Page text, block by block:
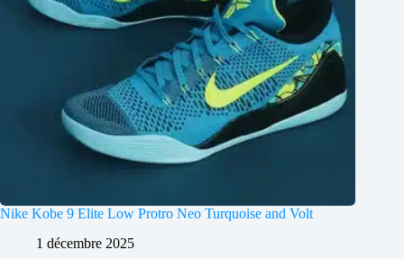
Nike Kobe 9 Elite Low Protro Neo Turquoise and Volt
1 décembre 2025